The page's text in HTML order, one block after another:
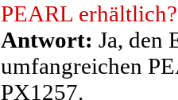
PEARL erhältlich?
Antwort: Ja, den
umfangreichen
PX1257.